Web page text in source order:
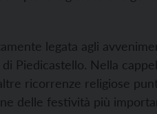
legata agli
Piedicastello. Nella
ricorrenze religiose
delle festività più